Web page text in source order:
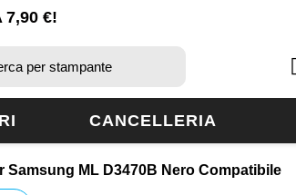
7,90 €!
CANCELLERIA
Samsung ML D3470B Nero Compatibile